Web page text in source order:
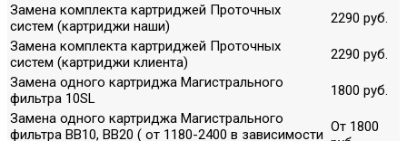
Замена комплекта картриджей Проточных
систем (картриджи наши)
2290 руб.
Замена комплекта картриджей Проточных
систем (картриджи клиента)
2290 руб.
Замена одного картриджа Магистрального
фильтра 10SL
1800 руб.
Замена одного картриджа Магистрального
фильтра ВВ10, ВВ20 ( от 1180-2400 в зависимости От 1800